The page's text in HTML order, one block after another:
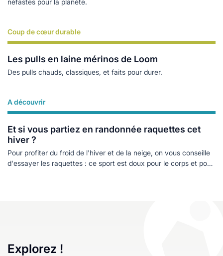
néfastes pour la planète.
Coup de cœur durable
Les pulls en laine mérinos de Loom
Des pulls chauds, classiques, et faits pour durer.
Lire plus
A découvrir
Et si vous partiez en randonnée raquettes cet
hiver ?
Pour profiter du froid de l'hiver et de la neige, on vous conseille
d'essayer les raquettes : ce sport est doux pour le corps et pour
Lire plus
Explorez !